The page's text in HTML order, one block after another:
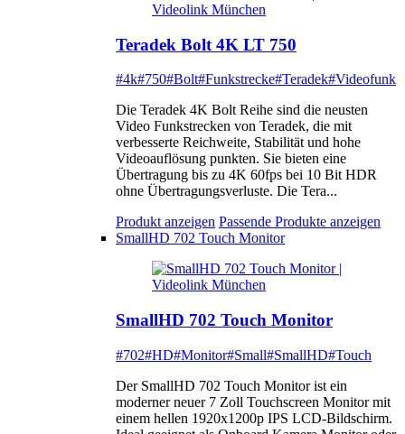
Teradek Bolt 4K LT 750
#4k#750#Bolt#Funkstrecke#Teradek#Videofunk
Die Teradek 4K Bolt Reihe sind die neusten
Video Funkstrecken von Teradek, die mit
verbesserte Reichweite, Stabilität und hohe
Videoauflösung punkten. Sie bieten eine
Übertragung bis zu 4K 60fps bei 10 Bit HDR
ohne Übertragungsverluste. Die Tera...
Produkt anzeigen Passende Produkte anzeigen
SmallHD 702 Touch Monitor
SmallHD 702 Touch Monitor
#702#HD#Monitor#Small#SmallHD#Touch
Der SmallHD 702 Touch Monitor ist ein
moderner neuer 7 Zoll Touchscreen Monitor mit
einem hellen 1920x1200p IPS LCD-Bildschirm.